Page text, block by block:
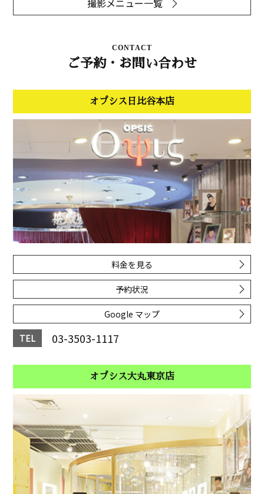
CONTACT
ご予約・お問い合わせ
オプシス日比谷本店
料金を見る
予約状況
Google マップ
TEL 03-3503-1117
オプシス大丸東京店